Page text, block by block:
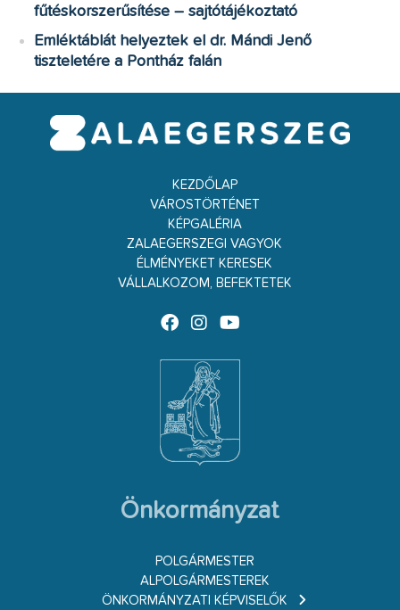
fűtéskorszerűsítése – sajtótájékoztató
Emléktáblát helyeztek el dr. Mándi Jenő
tiszteletére a Pontház falán
KEZDŐLAP
VÁROSTÖRTÉNET
KÉPGALÉRIA
ZALAEGERSZEGI VAGYOK
ÉLMÉNYEKET KERESEK
VÁLLALKOZOM, BEFEKTETEK
Önkormányzat
POLGÁRMESTER
ALPOLGÁRMESTEREK
ÖNKORMÁNYZATI KÉPVISELŐK